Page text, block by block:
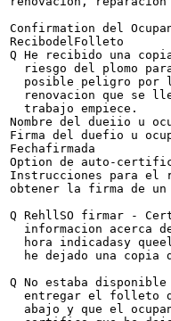
Confirmation del
RecibodelFolleto
Q He recibido una
riesgo del plomo
posible peligro por
renovacion que se
  trabajo empiece.
Nombre del dueiio u
Firma del duefio u
Fechafirmada
Option de auto-
Instrucciones para el
obtener la firma de
Q RehllSO firmar -
informacion acerca
hora indicadasy
he dejado una copia
Q No estaba
entregar el folleto
abajo y que el